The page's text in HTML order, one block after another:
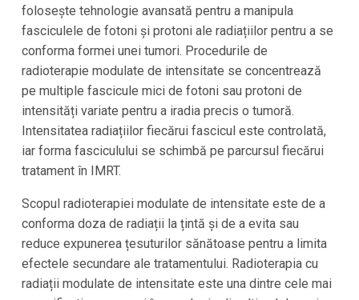
folosește tehnologie avansată pentru a manipula
fasciculele de fotoni și protoni ale radiațiilor pentru a se
conforma formei unei tumori. Procedurile de
radioterapie modulate de intensitate se concentrează
pe multiple fascicule mici de fotoni sau protoni de
intensități variate pentru a iradia precis o tumoră.
Intensitatea radiațiilor fiecărui fascicul este controlată,
iar forma fasciculului se schimbă pe parcursul fiecărui
tratament în IMRT.
Scopul radioterapiei modulate de intensitate este de a
conforma doza de radiații la țintă și de a evita sau
reduce expunerea țesuturilor sănătoase pentru a limita
efectele secundare ale tratamentului. Radioterapia cu
radiații modulate de intensitate este una dintre cele mai